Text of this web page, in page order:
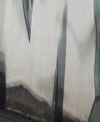
für
die